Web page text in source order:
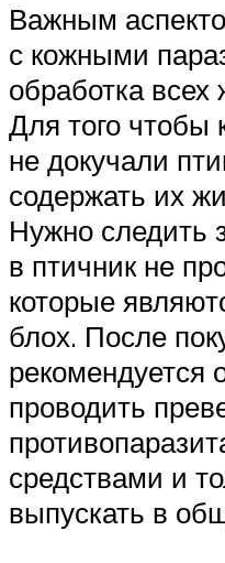
Важным
с кожными
обработка всех
Для того чтобы
не докучали
содержать их
Нужно следить
в птичник не
которые
блох. После
рекомендуется
проводить
средствами и
выпускать в